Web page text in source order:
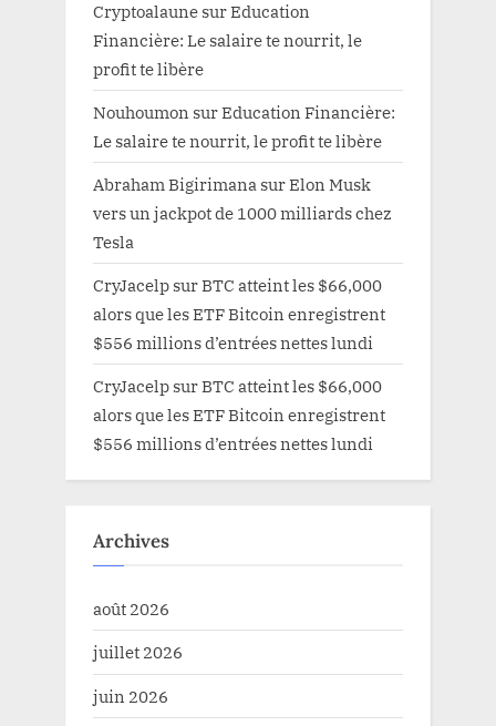
Cryptoalaune surEducation
Financière: Le salaire te nourrit, le
profit te libère
Nouhoumon surEducation Financière:
Le salaire te nourrit, le profit te libère
Abraham Bigirimana surElon Musk
vers un jackpot de 1000 milliards chez
Tesla
CryJacelp surBTC atteint les $66,000
alors que les ETF Bitcoin enregistrent
$556 millions d’entrées nettes lundi
CryJacelp surBTC atteint les $66,000
alors que les ETF Bitcoin enregistrent
$556 millions d’entrées nettes lundi
Archives
août 2026
juillet 2026
juin 2026